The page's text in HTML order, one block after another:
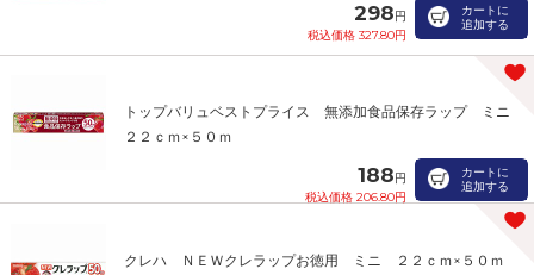
298円
税込価格 327.80円
カートに
追加する
トップバリュベストプライス 無添加食品保存ラップ ミニ
２２ｃｍ×５０ｍ
188円
税込価格 206.80円
カートに
追加する
クレハ ＮＥＷクレラップお徳用 ミニ ２２ｃｍ×５０ｍ